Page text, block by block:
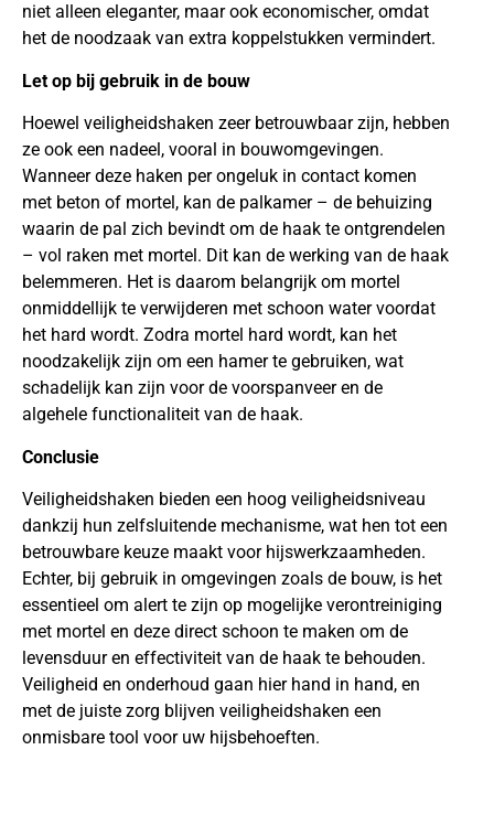
niet alleen eleganter, maar ook economischer, omdat
het de noodzaak van extra koppelstukken vermindert.
Let op bij gebruik in de bouw
Hoewel veiligheidshaken zeer betrouwbaar zijn, hebben
ze ook een nadeel, vooral in bouwomgevingen.
Wanneer deze haken per ongeluk in contact komen
met beton of mortel, kan de palkamer – de behuizing
waarin de pal zich bevindt om de haak te ontgrendelen
– vol raken met mortel. Dit kan de werking van de haak
belemmeren. Het is daarom belangrijk om mortel
onmiddellijk te verwijderen met schoon water voordat
het hard wordt. Zodra mortel hard wordt, kan het
noodzakelijk zijn om een hamer te gebruiken, wat
schadelijk kan zijn voor de voorspanveer en de
algehele functionaliteit van de haak.
Conclusie
Veiligheidshaken bieden een hoog veiligheidsniveau
dankzij hun zelfsluitende mechanisme, wat hen tot een
betrouwbare keuze maakt voor hijswerkzaamheden.
Echter, bij gebruik in omgevingen zoals de bouw, is het
essentieel om alert te zijn op mogelijke verontreiniging
met mortel en deze direct schoon te maken om de
levensduur en effectiviteit van de haak te behouden.
Veiligheid en onderhoud gaan hier hand in hand, en
met de juiste zorg blijven veiligheidshaken een
onmisbare tool voor uw hijsbehoeften.